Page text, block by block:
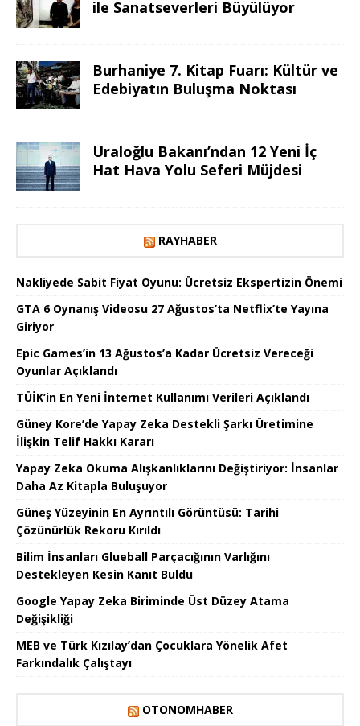
ile Sanatseverleri Büyülüyor
Burhaniye 7. Kitap Fuarı: Kültür ve
Edebiyatın Buluşma Noktası
Uraloğlu Bakanı’ndan 12 Yeni İç
Hat Hava Yolu Seferi Müjdesi
RAYHABER
Nakliyede Sabit Fiyat Oyunu: Ücretsiz Ekspertizin Önemi
GTA 6 Oynanış Videosu 27 Ağustos’ta Netflix’te Yayına
Giriyor
Epic Games’in 13 Ağustos’a Kadar Ücretsiz Vereceği
Oyunlar Açıklandı
TÜİK’in En Yeni İnternet Kullanımı Verileri Açıklandı
Güney Kore’de Yapay Zeka Destekli Şarkı Üretimine
İlişkin Telif Hakkı Kararı
Yapay Zeka Okuma Alışkanlıklarını Değiştiriyor: İnsanlar
Daha Az Kitapla Buluşuyor
Güneş Yüzeyinin En Ayrıntılı Görüntüsü: Tarihi
Çözünürlük Rekoru Kırıldı
Bilim İnsanları Glueball Parçacığının Varlığını
Destekleyen Kesin Kanıt Buldu
Google Yapay Zeka Biriminde Üst Düzey Atama
Değişikliği
MEB ve Türk Kızılay’dan Çocuklara Yönelik Afet
Farkındalık Çalıştayı
OTONOMHABER